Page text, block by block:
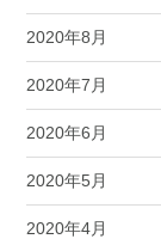
2020年8月
2020年7月
2020年6月
2020年5月
2020年4月